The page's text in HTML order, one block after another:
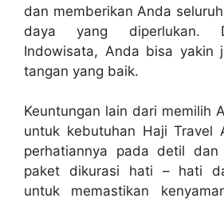
dan memberikan Anda
daya yang diperlukan.
Indowisata, Anda bisa yakin
tangan yang baik.
Keuntungan lain dari memilih
untuk kebutuhan Haji Travel
perhatiannya pada detil dan
paket dikurasi hati – hati
untuk memastikan